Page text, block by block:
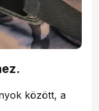
között, a